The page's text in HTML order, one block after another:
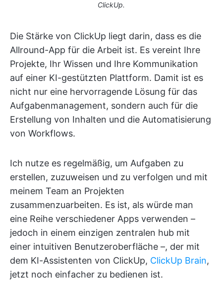
ClickUp.
Die Stärke von ClickUp liegt darin, dass es die
Allround-App für die Arbeit ist. Es vereint Ihre
Projekte, Ihr Wissen und Ihre Kommunikation
auf einer KI-gestützten Plattform. Damit ist es
nicht nur eine hervorragende Lösung für das
Aufgabenmanagement, sondern auch für die
Erstellung von Inhalten und die Automatisierung
von Workflows.
Ich nutze es regelmäßig, um Aufgaben zu
erstellen, zuzuweisen und zu verfolgen und mit
meinem Team an Projekten
zusammenzuarbeiten. Es ist, als würde man
eine Reihe verschiedener Apps verwenden –
jedoch in einem einzigen zentralen hub mit
einer intuitiven Benutzeroberfläche –, der mit
dem KI-Assistenten von ClickUp, ClickUp Brain,
jetzt noch einfacher zu bedienen ist.